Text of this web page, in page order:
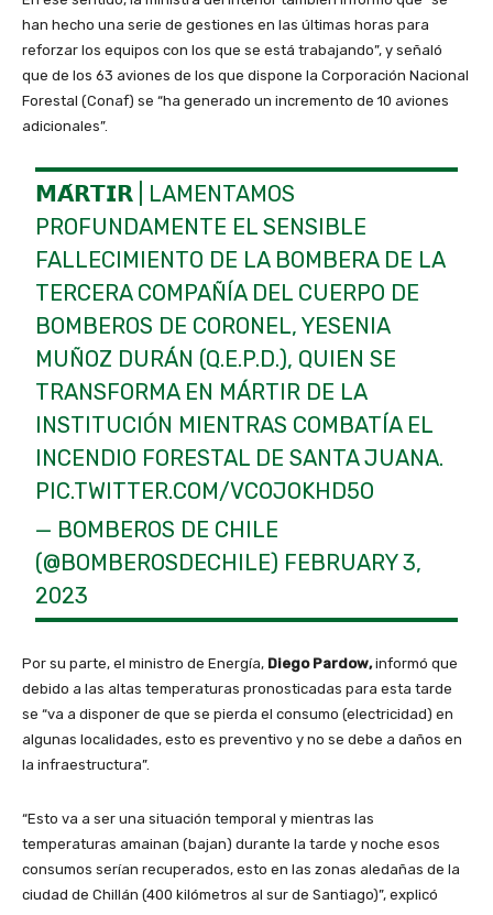
han hecho una serie de gestiones en las últimas horas para
reforzar los equipos con los que se está trabajando”, y señaló
que de los 63 aviones de los que dispone la Corporación Nacional
Forestal (Conaf) se “ha generado un incremento de 10 aviones
adicionales”.
𝗠𝗔́𝗥𝗧𝗜𝗥 | LAMENTAMOS
PROFUNDAMENTE EL SENSIBLE
FALLECIMIENTO DE LA BOMBERA DE LA
TERCERA COMPAÑÍA DEL CUERPO DE
BOMBEROS DE CORONEL, YESENIA
MUÑOZ DURÁN (Q.E.P.D.), QUIEN SE
TRANSFORMA EN MÁRTIR DE LA
INSTITUCIÓN MIENTRAS COMBATÍA EL
INCENDIO FORESTAL DE SANTA JUANA.
PIC.TWITTER.COM/VCOJOKHD5O
— BOMBEROS DE CHILE
(@BOMBEROSDECHILE) FEBRUARY 3,
2023
Por su parte, el ministro de Energía, Diego Pardow,informó que
debido a las altas temperaturas pronosticadas para esta tarde
se “va a disponer de que se pierda el consumo (electricidad) en
algunas localidades, esto es preventivo y no se debe a daños en
la infraestructura”.
“Esto va a ser una situación temporal y mientras las
temperaturas amainan (bajan) durante la tarde y noche esos
consumos serían recuperados, esto en las zonas aledañas de la
ciudad de Chillán (400 kilómetros al sur de Santiago)”, explicó